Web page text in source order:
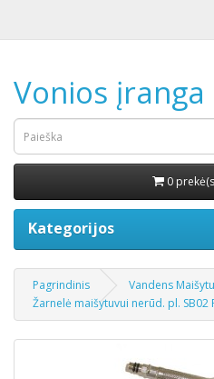
Vonios įranga
0
Kategorijos
Pagrindinis
Vandens
Žarnelė maišytuvui nerūd. pl. SB02